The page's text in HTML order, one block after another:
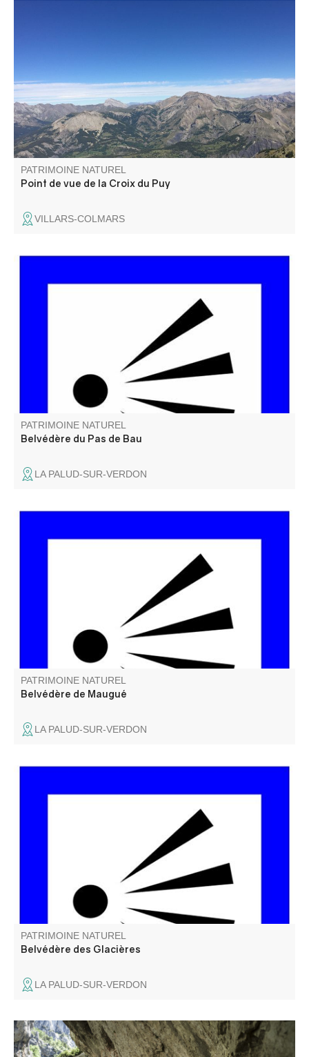
PATRIMOINE NATUREL
Point de vue de la Croix du Puy
VILLARS-COLMARS
Le Belvédère du Pas de Bau est un peu caché, non loin
de la route... C'est le dernier avant la zone en sens
unique et c'est le plus haut en altitude de tous .
PATRIMOINE NATUREL
Belvédère du Pas de Bau
LA PALUD-SUR-VERDON
Un beau point de vue sur l'un des plus grand Canyon
d'Europe, direction le fameux Chalet de la Maline.
PATRIMOINE NATUREL
Belvédère de Maugué
LA PALUD-SUR-VERDON
Le belvédère des Glacières s’appelle ainsi car il y avait
des trous dans lesquelles la glace naturelle était
conservée pour l’usage domestique (avant l’arrivée de
PATRIMOINE NATUREL
Belvédère des Glacières
LA PALUD-SUR-VERDON
Située à la fin du Sentier Blanc-Martel et au début du